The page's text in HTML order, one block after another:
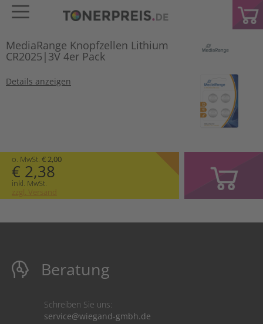
MediaRange Knopfzellen Lithium
CR2025|3V 4er Pack
Details anzeigen
o. MwSt. € 2,00
€ 2,38
inkl. MwSt.
zzgl. Versand
Beratung
Schreiben Sie uns:
service@wiegand-gmbh.de